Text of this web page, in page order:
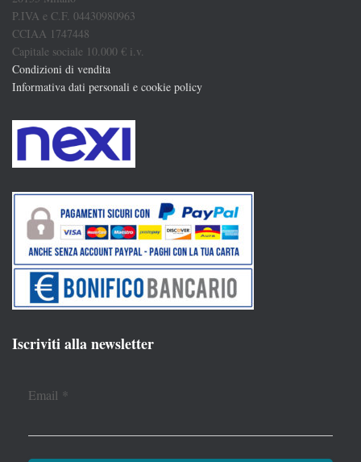
P.IVA e C.F. 04430980963
CCIAA 1747448
Capitale sociale 10.000 € i.v.
Condizioni di vendita
Informativa dati personali e cookie policy
Iscriviti alla newsletter
Email *